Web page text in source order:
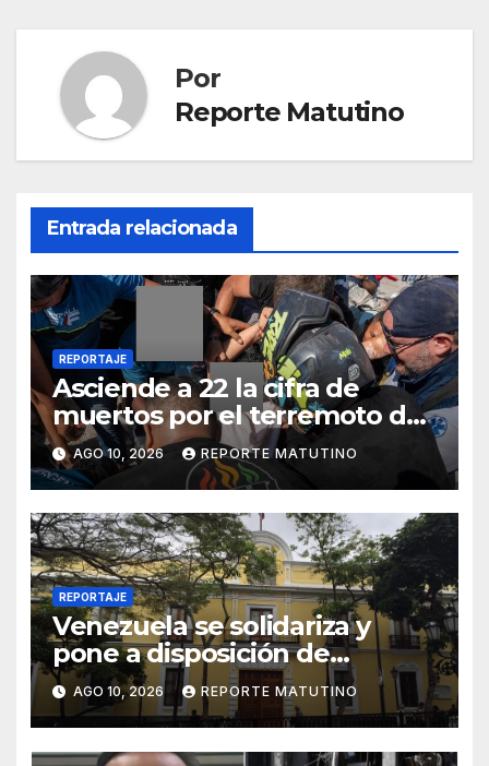
Por
Reporte Matutino
Entrada relacionada
REPORTAJE
Asciende a 22 la cifra de
muertos por el terremoto de
magnitud 7.4 en Colombia
AGO 10, 2026 REPORTE MATUTINO
REPORTAJE
Venezuela se solidariza y
pone a disposición de
Colombia ayuda humanitaria
y rescatistas tras sismo
AGO 10, 2026 REPORTE MATUTINO